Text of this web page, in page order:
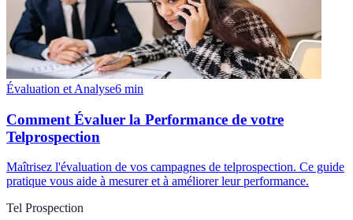
Évaluation et Analyse6 min
Comment Évaluer la Performance de votre
Telprospection
Maîtrisez l'évaluation de vos campagnes de telprospection. Ce guide
pratique vous aide à mesurer et à améliorer leur performance.
Tel Prospection